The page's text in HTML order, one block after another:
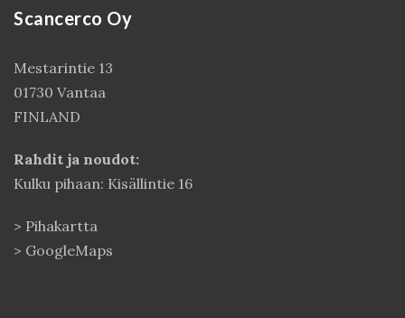
Scancerco Oy
Mestarintie 13
01730 Vantaa
FINLAND
Rahdit ja noudot:
Kulku pihaan: Kisällintie 16
> Pihakartta
> GoogleMaps